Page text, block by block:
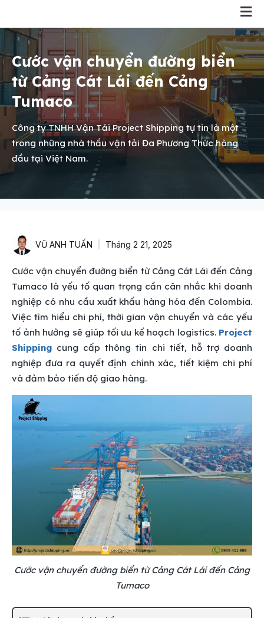
Cước vận chuyển đường biển
từ Cảng Cát Lái đến Cảng
Tumaco
Công ty TNHH Vận Tải Project Shipping tự tin là một
trong những nhà thầu vận tải Đa Phương Thức hàng
đầu tại Việt Nam.
VŨ ANH TUẤN Tháng 2 21, 2025
Cước vận chuyển đường biển từ Cảng Cát Lái đến Cảng
Tumaco là yếu tố quan trọng cần cân nhắc khi doanh
nghiệp có nhu cầu xuất khẩu hàng hóa đến Colombia.
Việc tìm hiểu chi phí, thời gian vận chuyển và các yếu
tố ảnh hưởng sẽ giúp tối ưu kế hoạch logistics. Project
Shipping cung cấp thông tin chi tiết, hỗ trợ doanh
nghiệp đưa ra quyết định chính xác, tiết kiệm chi phí
và đảm bảo tiến độ giao hàng.
Cước vận chuyển đường biển từ Cảng Cát Lái đến Cảng
Tumaco